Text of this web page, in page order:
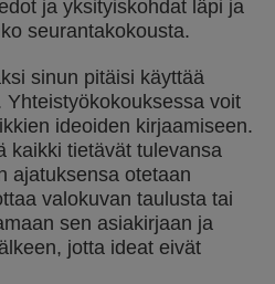
ja yksityiskohdat läpi ja
seurantakokousta.
sinun pitäisi käyttää
voit
ideoiden kirjaamiseen.
kaikki tietävät tulevansa
ajatuksensa otetaan
valokuvan taulusta tai
sen asiakirjaan ja
jotta ideat eivät